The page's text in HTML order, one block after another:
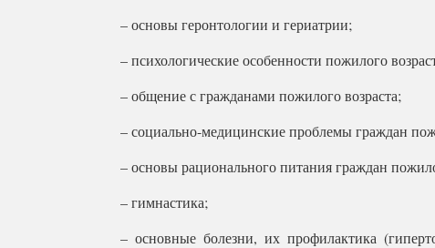
– основы геронтологии и гериатрии;
– психологические особенности пожилого
– общение с гражданами пожилого возраста;
– социально-медицинские проблемы граждан
– основы рационального питания граждан
– гимнастика;
– основные болезни, их профилактика